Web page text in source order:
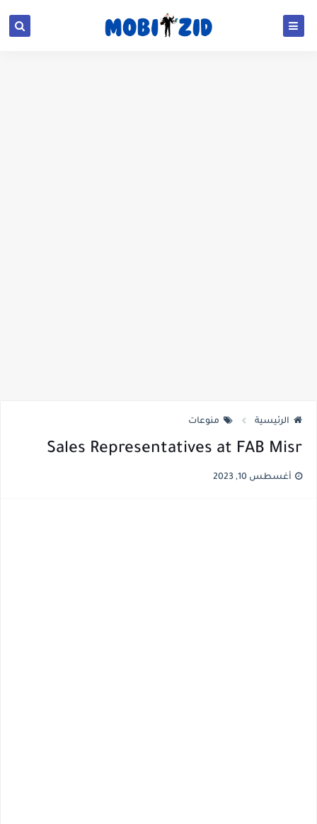
الرئيسية منوعات
Sales Representatives at FAB Misr
أغسطس 10, 2023